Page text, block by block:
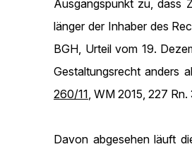
Ausgangspunkt zu, dass
länger der Inhaber des
BGH, Urteil vom 19.
Gestaltungsrecht anders
260/11, WM 2015, 227
Davon abgesehen läuft